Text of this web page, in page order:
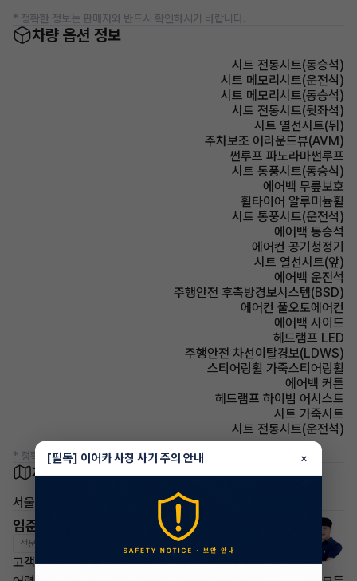
* 정확한 정보는 판매자와 반드시 확인하시기 바랍니다.
차량 옵션 정보
시트 전동시트(동승석)
시트 메모리시트(운전석)
시트 메모리시트(동승석)
시트 전동시트(뒷좌석)
시트 열선시트(뒤)
주차보조 어라운드뷰(AVM)
썬루프 파노라마썬루프
시트 통풍시트(동승석)
에어백 무릎보호
휠타이어 알루미늄휠
시트 통풍시트(운전석)
에어백 동승석
에어컨 공기청정기
시트 열선시트(앞)
에어백 운전석
주행안전 후측방경보시스템(BSD)
에어컨 풀오토에어컨
에어백 사이드
헤드램프 LED
주행안전 차선이탈경보(LDWS)
스티어링휠 가죽스티어링휠
에어백 커튼
헤드램프 하이빔 어시스트
시트 가죽시트
시트 전동시트(운전석)
* 정확한 정보는 판매자와 반드시 확인하시기 바랍니다.
차량 위치
서울 서초구 방배동
임준영 매니저
전문교육수료
고객님의 만족이 첫번째 목표입니다.
[필독] 이어카 사칭 사기 주의 안내 ×